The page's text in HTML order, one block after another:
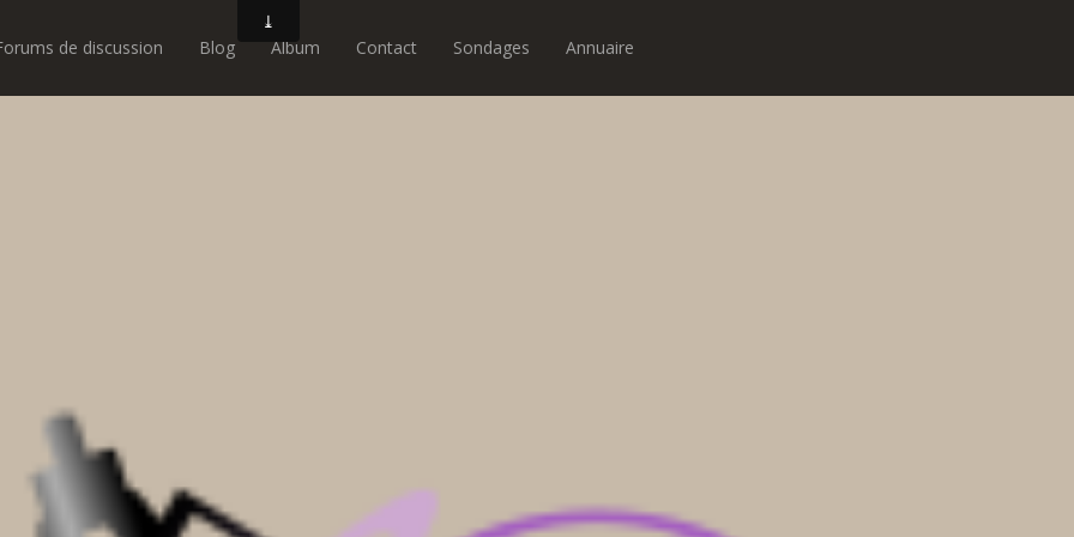
de discussion Blog Album Contact Sondages Annuaire